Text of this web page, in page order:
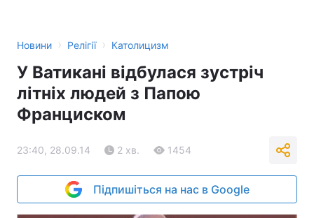
Новини › Релігії › Католицизм
У Ватикані відбулася зустріч
літніх людей з Папою
Франциском
23:40, 28.09.14 2 хв. 1454
Підпишіться на нас в Google